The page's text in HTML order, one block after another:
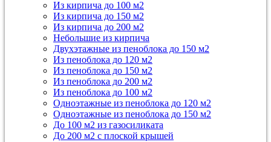
Из кирпича до 100 м2
Из кирпича до 150 м2
Из кирпича до 200 м2
Небольшие из кирпича
Двухэтажные из пеноблока до 150 м2
Из пеноблока до 120 м2
Из пеноблока до 150 м2
Из пеноблока до 200 м2
Из пеноблока до 100 м2
Одноэтажные из пеноблока до 120 м2
Одноэтажные из пеноблока до 150 м2
До 100 м2 из газосиликата
До 200 м2 с плоской крышей